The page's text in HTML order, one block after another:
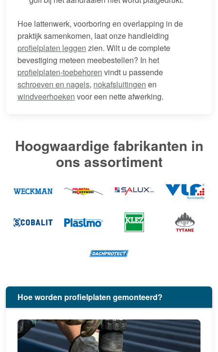
Hoe lattenwerk, voorboring en overlapping in de
praktijk samenkomen, laat onze handleiding
profielplaten leggen zien. Wilt u de complete
bevestiging meteen meebestellen? In het
profielplaten-toebehoren vindt u passende
schroeven en nagels, nokafsluitingen en
windveerhoeken voor een nette afwerking.
Hoogwaardige fabrikanten in
ons assortiment
Hoe worden profielplaten gemonteerd?